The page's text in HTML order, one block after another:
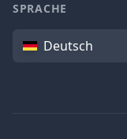
SPRACHE
SpracheDeutsch